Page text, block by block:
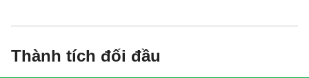
Thành tích đối đầu